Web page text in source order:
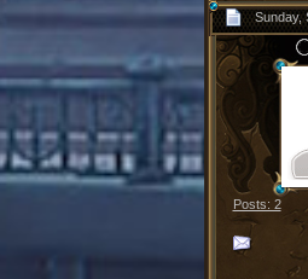
Sunday,
Posts: 2